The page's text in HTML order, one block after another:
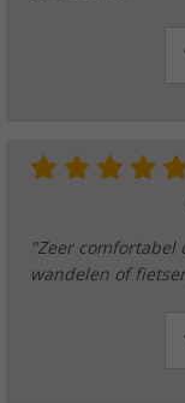
"Zeer comfortabel
wandelen of